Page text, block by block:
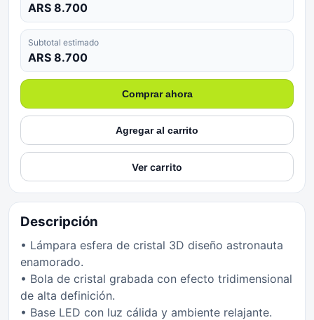
ARS 8.700
Subtotal estimado
ARS 8.700
Comprar ahora
Agregar al carrito
Ver carrito
Descripción
• Lámpara esfera de cristal 3D diseño astronauta
enamorado.
• Bola de cristal grabada con efecto tridimensional
de alta definición.
• Base LED con luz cálida y ambiente relajante.